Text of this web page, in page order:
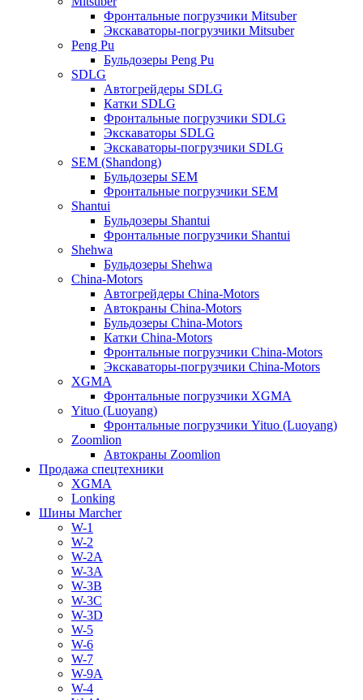
Фронтальные погрузчики Mitsuber
Экскаваторы-погрузчики Mitsuber
Peng Pu
Бульдозеры Peng Pu
SDLG
Автогрейдеры SDLG
Катки SDLG
Фронтальные погрузчики SDLG
Экскаваторы SDLG
Экскаваторы-погрузчики SDLG
SEM (Shandong)
Бульдозеры SEM
Фронтальные погрузчики SEM
Shantui
Бульдозеры Shantui
Фронтальные погрузчики Shantui
Shehwa
Бульдозеры Shehwa
China-Motors
Автогрейдеры China-Motors
Автокраны China-Motors
Бульдозеры China-Motors
Катки China-Motors
Фронтальные погрузчики China-Motors
Экскаваторы-погрузчики China-Motors
XGMA
Фронтальные погрузчики XGMA
Yituo (Luoyang)
Фронтальные погрузчики Yituo (Luoyang)
Zoomlion
Автокраны Zoomlion
Продажа спецтехники
XGMA
Lonking
Шины Marcher
W-1
W-2
W-2A
W-3A
W-3B
W-3C
W-3D
W-5
W-6
W-7
W-9A
W-4